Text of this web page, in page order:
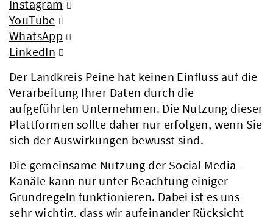
Instagram
YouTube
WhatsApp
LinkedIn
Der Landkreis Peine hat keinen Einfluss auf die
Verarbeitung Ihrer Daten durch die
aufgeführten Unternehmen. Die Nutzung dieser
Plattformen sollte daher nur erfolgen, wenn Sie
sich der Auswirkungen bewusst sind.
Die gemeinsame Nutzung der Social Media-
Kanäle kann nur unter Beachtung einiger
Grundregeln funktionieren. Dabei ist es uns
sehr wichtig, dass wir aufeinander Rücksicht